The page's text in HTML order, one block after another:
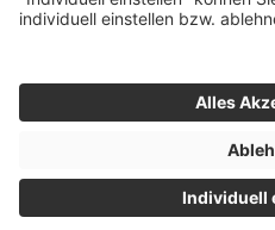
C
D
F
© 2015 - 2026 Whitebox
- Alle Rechte